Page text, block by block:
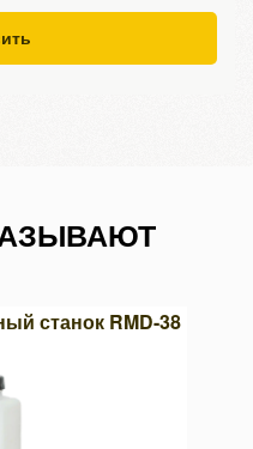
станок RMD-38